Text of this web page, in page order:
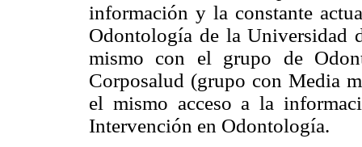
información y la constante
Odontología de la Universidad
mismo con el grupo de
Corposalud (grupo con Media
el mismo acceso a la
Intervención en Odontología.